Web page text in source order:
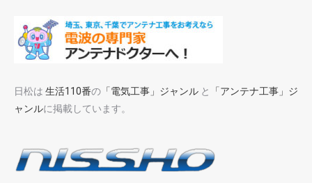
日松は 生活110番の 「電気工事」ジャンル と
「アンテナ工事」ジ
ャンルに掲載しています。